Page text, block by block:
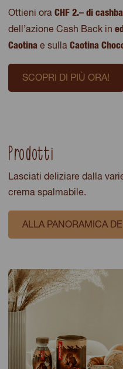
Ottieni ora CHF 2.– di
dell’azione Cash Back in
Caotina e sulla Caotina
SCOPRI DI PIÙ ORA!
Prodotti
Lasciati deliziare dalla
crema spalmabile.
ALLA PANORAMICA